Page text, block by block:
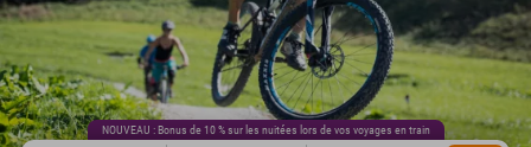
NOUVEAU : Bonus de 10 % sur les nuitées lors de vos voyages en train